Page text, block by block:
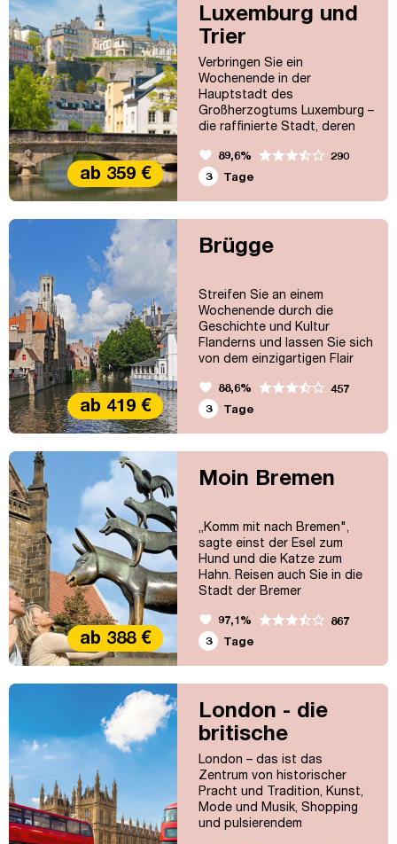
Luxemburg und
Trier
Verbringen Sie ein
Wochenende in der
Hauptstadt des
Großherzogtums Luxemburg –
die raffinierte Stadt, deren
zahlreiche Kulturangebote
und eine lebendige
Gastronomieszene ihre
Besucher fasziniert. Erbaut
auf einer von Felstälern
umzogenen Hochebene
besticht die Stadt mit einer
auch mit moderner...
ab 359 €
favorite 89,6%
290
3
Tage
Brügge
Streifen Sie an einem
Wochenende durch die
Geschichte und Kultur
Flanderns und lassen Sie sich
von dem einzigartigen Flair
begeistern. Während in
Brügge noch das Mittelalter
lebendig zu sein scheint,
begeistert Oostende mit dem
Charme eines mondänen
Seebads. Und in Gent können
Sie den Architekturmix aus
ab 419 €
favorite 88,6%
457
3
Tage
Moin Bremen
„Komm mit nach Bremen",
sagte einst der Esel zum
Hund und die Katze zum
Hahn. Reisen auch Sie in die
Stadt der Bremer
Sie das lebhafte
Schnoorviertel, den St. Petri-
Dom und natürlich den
Marktplatz mit Rathaus und
Roland, die zum UNESCO-
Weltkulturerbe zählen,
kennen! Lassen Sie sich von
der Vielfalt der
ab 388 €
favorite 97,1%
867
3
Tage
London - die
britische
Metropole
London – das ist das
Zentrum von historischer
Pracht und Tradition, Kunst,
Mode und Musik, Shopping
und pulsierendem